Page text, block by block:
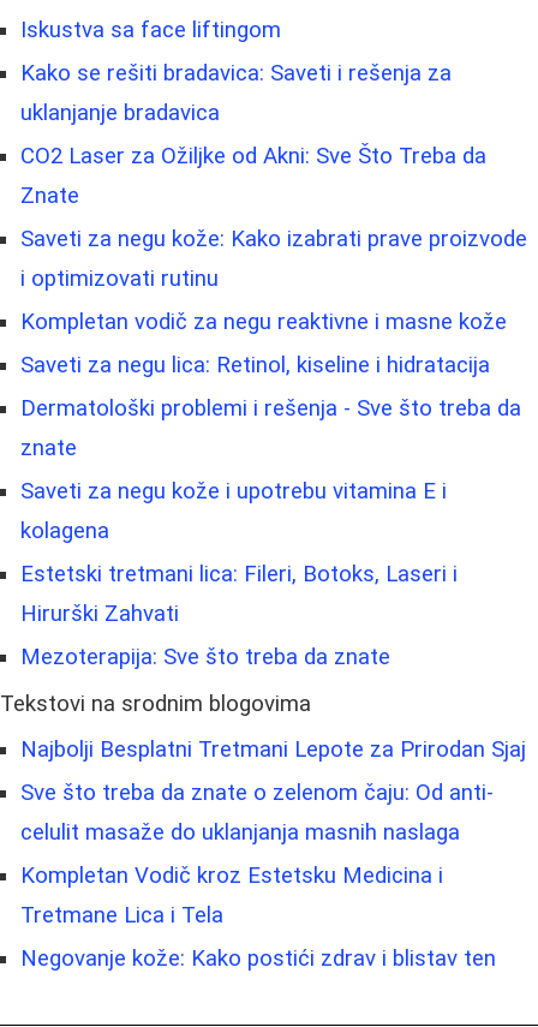
Iskustva sa face liftingom
Kako se rešiti bradavica: Saveti i rešenja za
uklanjanje bradavica
CO2 Laser za Ožiljke od Akni: Sve Što Treba da
Znate
Saveti za negu kože: Kako izabrati prave proizvode
i optimizovati rutinu
Kompletan vodič za negu reaktivne i masne kože
Saveti za negu lica: Retinol, kiseline i hidratacija
Dermatološki problemi i rešenja - Sve što treba da
znate
Saveti za negu kože i upotrebu vitamina E i
kolagena
Estetski tretmani lica: Fileri, Botoks, Laseri i
Hirurški Zahvati
Mezoterapija: Sve što treba da znate
Tekstovi na srodnim blogovima
Najbolji Besplatni Tretmani Lepote za Prirodan Sjaj
Sve što treba da znate o zelenom čaju: Od anti-
celulit masaže do uklanjanja masnih naslaga
Kompletan Vodič kroz Estetsku Medicina i
Tretmane Lica i Tela
Negovanje kože: Kako postići zdrav i blistav ten